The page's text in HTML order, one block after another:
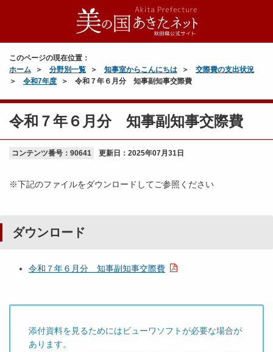
このページの現在位置：
ホーム
分野別一覧 知事室からこんにちは
交際費の支出状況
令和7年度
令和７年６月分 知事副知事交際費
令和７年６月分 知事副知事交際費
コンテンツ番号：90641 更新日： 2025年07月31日
※下記のファイルをダウンロードしてご参照ください
ダウンロード
令和７年６月分 知事副知事交際費
添付資料を見るためにはビューワソフトが必要な場合が
あります。